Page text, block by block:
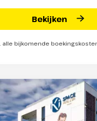
Bekijken
alle bijkomende